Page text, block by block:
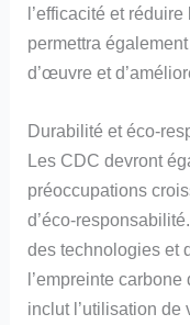
l’efficacité et
permettra
d’œuvre et
Durabilité et éco-
Les CDC devront
préoccupations
d’éco-
des technologies et
l’empreinte
inclut l’utilisation